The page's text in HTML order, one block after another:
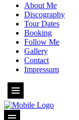
About Me
Discography
Tour Dates
Booking
Follow Me
Gallery
Contact
Impressum